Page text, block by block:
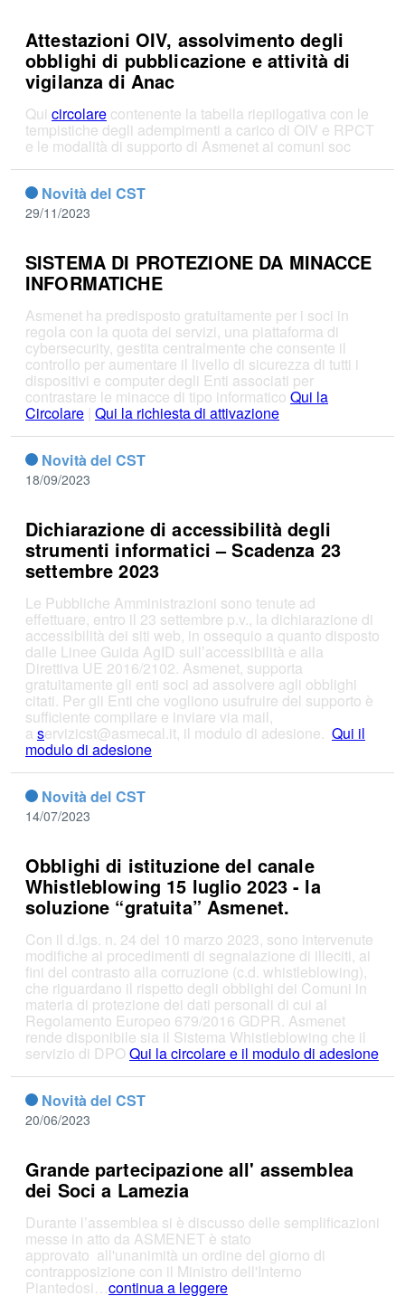
Attestazioni OIV, assolvimento degli
obblighi di pubblicazione e attività di
vigilanza di Anac
Qui circolare contenente la tabella riepilogativa con le
tempistiche degli adempimenti a carico di OIV e RPCT
e le modalità di supporto di Asmenet ai comuni soc
Novità del CST
29/11/2023
SISTEMA DI PROTEZIONE DA MINACCE
INFORMATICHE
Asmenet ha predisposto gratuitamente per i soci in
regola con la quota dei servizi, una piattaforma di
cybersecurity, gestita centralmente che consente il
controllo per aumentare il livello di sicurezza di tutti i
dispositivi e computer degli Enti associati per
contrastare le minacce di tipo informatico Qui la
Circolare Qui la richiesta di attivazione
Novità del CST
18/09/2023
Dichiarazione di accessibilità degli
strumenti informatici – Scadenza 23
settembre 2023
Le Pubbliche Amministrazioni sono tenute ad
effettuare, entro il 23 settembre p.v., la dichiarazione di
accessibilità dei siti web, in ossequio a quanto disposto
dalle Linee Guida AgID sull’accessibilità e alla
Direttiva UE 2016/2102. Asmenet, supporta
gratuitamente gli enti soci ad assolvere agli obblighi
citati. Per gli Enti che vogliono usufruire del supporto è
sufficiente compilare e inviare via mail,
a servizicst@asmecal.it, il modulo di adesione. Qui il
modulo di adesione
Novità del CST
14/07/2023
Obblighi di istituzione del canale
Whistleblowing 15 luglio 2023 - la
soluzione “gratuita” Asmenet.
Con il d.lgs. n. 24 del 10 marzo 2023, sono intervenute
modifiche ai procedimenti di segnalazione di illeciti, ai
fini del contrasto alla corruzione (c.d. whistleblowing),
che riguardano il rispetto degli obblighi dei Comuni in
materia di protezione dei dati personali di cui al
Regolamento Europeo 679/2016 GDPR. Asmenet
rende disponibile sia il Sistema Whistleblowing che il
servizio di DPOQui la circolare e il modulo di adesione
Novità del CST
20/06/2023
Grande partecipazione all' assemblea
dei Soci a Lamezia
Durante l’assemblea si è discusso delle semplificazioni
messe in atto da ASMENET è stato
approvato all'unanimità un ordine del giorno di
contrapposizione con il Ministro dell'Interno
Piantedosi…continua a leggere